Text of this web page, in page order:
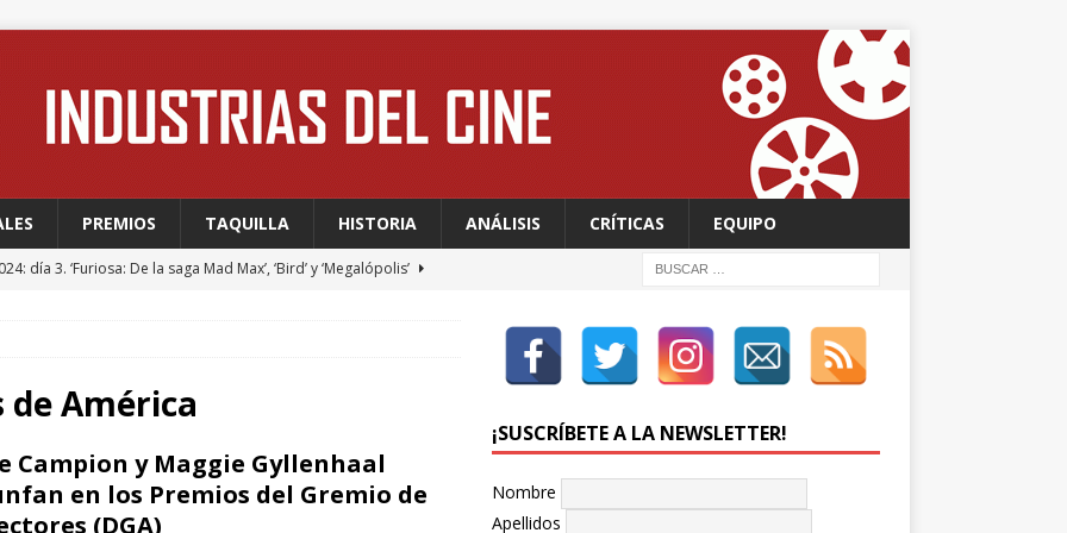
PREMIOS TAQUILLA HISTORIA ANÁLISIS CRÍTICAS EQUIPO
día 3. ‘Furiosa: De la saga Mad Max’, ‘Bird’ y ‘Megalópolis’
día 2. Meryl Streep, una “rockstar” en Cannes
día 1. Quentin Dupieux inaugura el festival entre risas con
América
Campion y Maggie Gyllenhaal
en los Premios del Gremio de
(DGA)
¡SUSCRÍBETE A LA NEWSLETTER!
Nombre
Apellidos